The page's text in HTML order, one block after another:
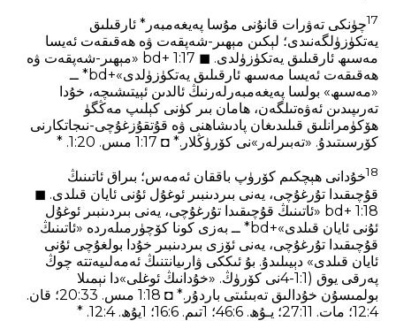
17چۈنكى تەۋرات قانۇنى مۇسا پەيغەمبەر* ئارقىلىق
يەتكۈزۈلگەنىدى؛ لېكىن مېھىر-شەپقەت ۋە ھەقىقەت ئەيسا
مەسىھ ئارقىلىق يەتكۈزۈلدى. ◼ 1:17 +bd «مېھىر-شەپقەت ۋە
ھەقىقەت ئەيسا مەسىھ ئارقىلىق يەتكۈزۈلدى»+bd* ــ
«مەسىھ» بولسا پەيغەمبەرلەرنىڭ ئالدىن ئېيتىشىچە، خۇدا
تەرىپىدىن ئەۋەتىلگەن، ھامان بىر كۈنى كېلىپ مەڭگۈ
ھۆكۈمرانلىق قىلىدىغان پادىشاھنى ۋە قۇتقۇزغۇچى-نىجاتكارنى
كۆرسىتىدۇ. «تەبىرلەر»نى كۆرۈڭلار.* ◘ 1:17 مىس. 20‏:1. *
18خۇدانى ھېچكىم كۆرۈپ باققان ئەمەس؛ بىراق ئاتىنىڭ
قۇچىقىدا تۇرغۇچى، يەنى بىردىنبىر ئوغۇل ئۇنى ئايان قىلدى. ◼
1:18 +bd «ئاتىنىڭ قۇچىقىدا تۇرغۇچى، يەنى بىردىنبىر ئوغۇل
ئۇنى ئايان قىلدى»+bd* ــ بەزى كونا كۆچۈرمىلەردە «ئاتىنىڭ
قۇچىقىدا تۇرغۇچى، يەنى ئۆزى بىردىنبىر خۇدا بولغۇچى ئۇنى
ئايان قىلدى» دېيىلىدۇ. بۇ ئىككى ۋارىيانتنىڭ ئەمەلىيەتتە چوڭ
پەرقى يوق (1:1-4نى كۆرۈڭ. «خۇدانىڭ ئوغلى»دا نېمىلا
بولمىسۇن خۇدالىق تەبىئىتى باردۇر.* ◘ 1:18 مىس. 33‏:20؛ قان.
4‏:12؛ مات. 11‏:27؛ يـۇھ. 6‏:46؛ 1تىم. 6‏:16؛ 1يۇھ. 4‏:12. *